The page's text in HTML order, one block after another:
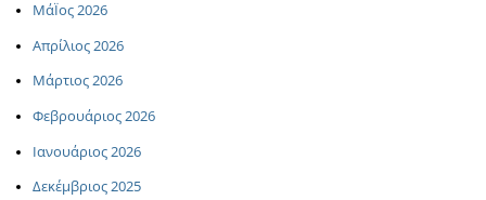
ΜάΪος 2026
Απρίλιος 2026
Μάρτιος 2026
Φεβρουάριος 2026
Ιανουάριος 2026
Δεκέμβριος 2025